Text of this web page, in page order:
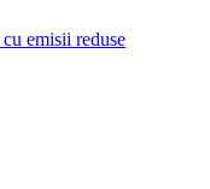
emisii reduse